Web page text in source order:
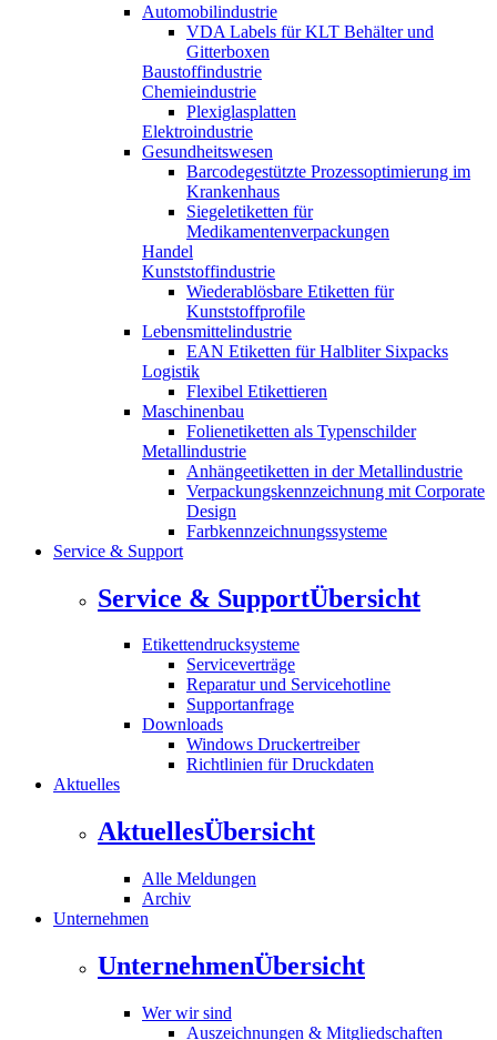
Automobilindustrie
VDA Labels für KLT Behälter und
Gitterboxen
Baustoffindustrie
Chemieindustrie
Plexiglasplatten
Elektroindustrie
Gesundheitswesen
Barcodegestützte Prozessoptimierung im
Krankenhaus
Siegeletiketten für
Medikamentenverpackungen
Handel
Kunststoffindustrie
Wiederablösbare Etiketten für
Kunststoffprofile
Lebensmittelindustrie
EAN Etiketten für Halbliter Sixpacks
Logistik
Flexibel Etikettieren
Maschinenbau
Folienetiketten als Typenschilder
Metallindustrie
Anhängeetiketten in der Metallindustrie
Verpackungskennzeichnung mit Corporate
Design
Farbkennzeichnungssysteme
Service & Support
Service & SupportÜbersicht
Etikettendrucksysteme
Serviceverträge
Reparatur und Servicehotline
Supportanfrage
Downloads
Windows Druckertreiber
Richtlinien für Druckdaten
Aktuelles
AktuellesÜbersicht
Alle Meldungen
Archiv
Unternehmen
UnternehmenÜbersicht
Wer wir sind
Auszeichnungen & Mitgliedschaften